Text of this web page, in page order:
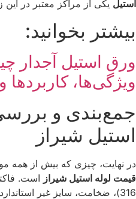
استیل یکی از مراکز معتبر در
بیشتر بخوانید:
ورق استیل آجدار
ویژگی‌ها، کاربردها
جمع‌بندی و
استیل شیراز
در نهایت، چیزی که بیش از همه
قیمت لوله استیل شیراز
316)، ضخامت، سایز غیر